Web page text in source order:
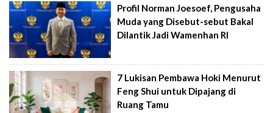
Profil Norman Joesoef, Pengusaha
Muda yang Disebut-sebut Bakal
Dilantik Jadi Wamenhan RI
7 Lukisan Pembawa Hoki Menurut
Feng Shui untuk Dipajang di
Ruang Tamu